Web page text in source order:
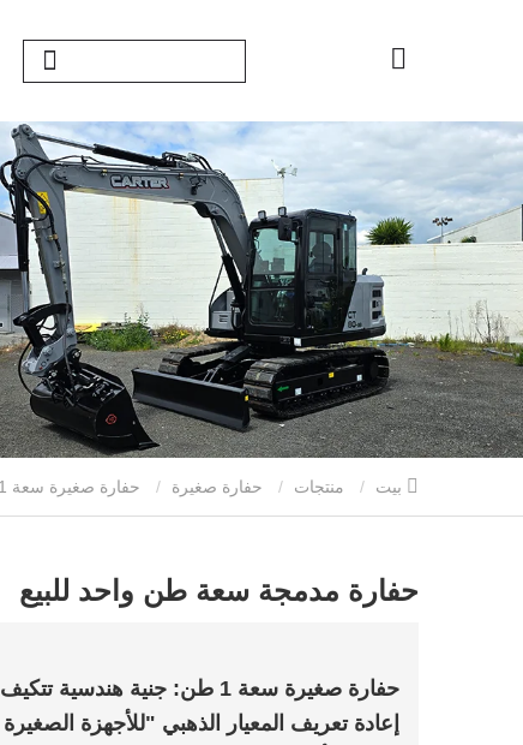
منتجات حفارة صغيرة حفارة صغيرة سعة 1 طن
حفارة مدمجة سعة طن واحد للبيع
حفارة صغيرة سعة 1 طن: جنية هندسية تتكيف مع جميع السيناريوهات
إعادة تعريف المعيار الذهبي "للأجهزة الصغيرة